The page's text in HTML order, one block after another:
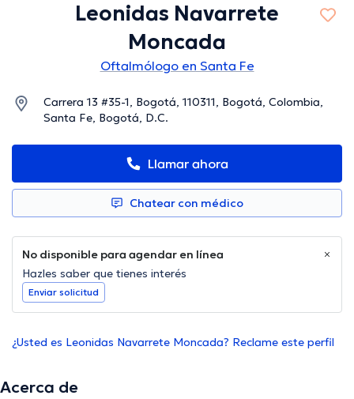
Leonidas Navarrete
Moncada
Oftalmólogo en Santa Fe
Carrera 13 #35-1, Bogotá, 110311, Bogotá, Colombia,
Santa Fe, Bogotá, D.C.
Llamar ahora
Chatear con médico
No disponible para agendar en línea
Hazles saber que tienes interés
Enviar solicitud
¿Usted es Leonidas Navarrete Moncada? Reclame este perfil
Acerca de